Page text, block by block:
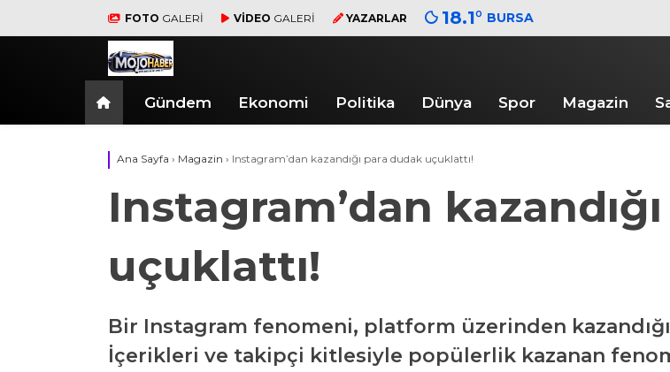
FOTO GALERİ VİDEO GALERİ YAZARLAR 18.1° BURSA
Gündem Ekonomi Politika Dünya Spor Magazin
Ana Sayfa › Magazin › Instagram’dan kazandığı para dudak uçuklattı!
Instagram’dan
uçuklattı!
Bir Instagram fenomeni, platform üzerinden
İçerikleri ve takipçi kitlesiyle popülerlik kazanan